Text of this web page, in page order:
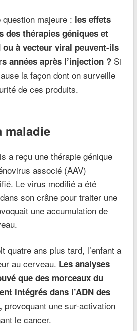
majeure : les effets
des thérapies géniques et
ou à vecteur viral peuvent-ils
années après l’injection ?Si
la façon dont on surveille
de ces produits.
maladie
a reçu une thérapie génique
associé (AAV)
Le virus modifié a été
son crâne pour traiter une
une accumulation de
quatre ans plus tard, l’enfant a
au cerveau. Les analyses
que des morceaux du
intégrés dans l’ADN des
provoquant une sur-activation
le cancer.